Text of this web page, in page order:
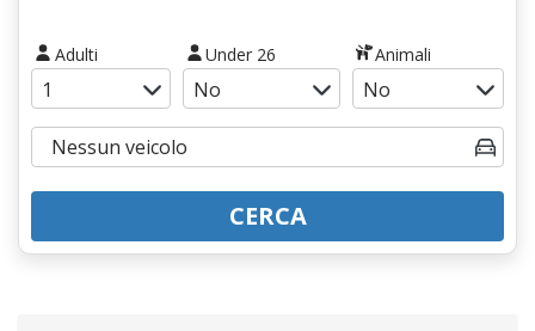
Adulti Under 26 Animali
CERCA